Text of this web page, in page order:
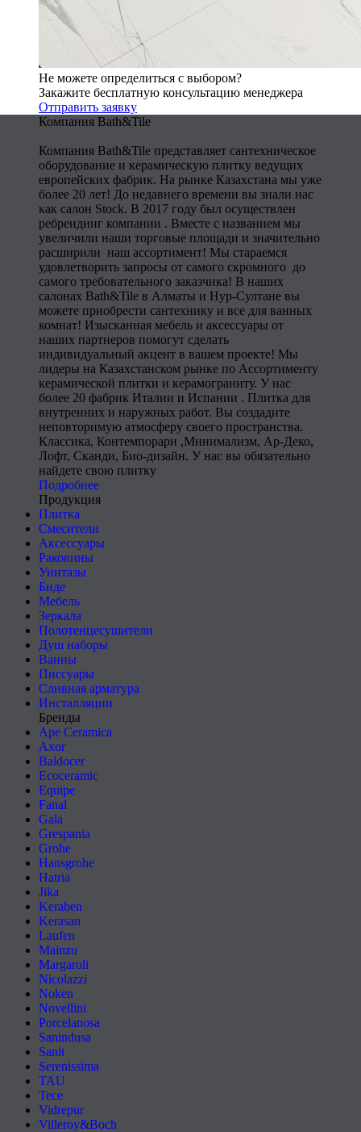
Не можете определиться с выбором?
Закажите бесплатную консультацию менеджера
Отправить заявку
Компания Bath&Tile
Компания Bath&Tile представляет сантехническое
оборудование и керамическую плитку ведущих
европейских фабрик. На рынке Казахстана мы уже
более 20 лет! До недавнего времени вы знали нас
как салон Stock. В 2017 году был осуществлен
ребрендинг компании . Вместе с названием мы
увеличили наши торговые площади и значительно
расширили наш ассортимент! Мы стараемся
удовлетворить запросы от самого скромного до
самого требовательного заказчика! В наших
салонах Bath&Tile в Алматы и Нур-Султане вы
можете приобрести сантехнику и все для ванных
комнат! Изысканная мебель и аксессуары от
наших партнеров помогут сделать
индивидуальный акцент в вашем проекте! Мы
лидеры на Казахстанском рынке по Ассортименту
керамической плитки и керамограниту. У нас
более 20 фабрик Италии и Испании . Плитка для
внутренних и наружных работ. Вы создадите
неповторимую атмосферу своего пространства.
Классика, Контемпорари ,Минимализм, Ар-Деко,
Лофт, Сканди, Био-дизайн. У нас вы обязательно
найдете свою плитку
Подробнее
Продукция
Плитка
Смесители
Аксессуары
Раковины
Унитазы
Биде
Мебель
Зеркала
Полотенцесушители
Душ наборы
Ванны
Писсуары
Сливная арматура
Инсталляции
Бренды
Ape Ceramica
Axor
Baldocer
Ecoceramic
Equipe
Fanal
Gala
Grespania
Grohe
Hansgrohe
Hatria
Jika
Keraben
Kerasan
Laufen
Mainzu
Margaroli
Nicolazzi
Noken
Novellini
Porcelanosa
Sanindusa
Sanit
Serenissima
TAU
Tece
Vidrepur
Villeroy&Boch